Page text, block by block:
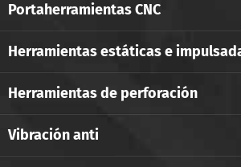
Portaherramientas CNC
Herramientas estáticas e
Herramientas de perforación
Vibración anti